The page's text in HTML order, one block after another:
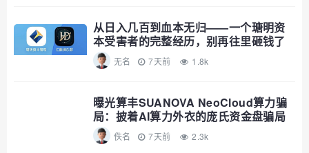
从日入几百到血本无归——一个瑭明资
本受害者的完整经历，别再往里砸钱了
无名 7天前 1.8k
曝光算丰SUANOVA NeoCloud算力骗
局：披着AI算力外衣的庞氏资金盘骗局
佚名 7天前 2.3k